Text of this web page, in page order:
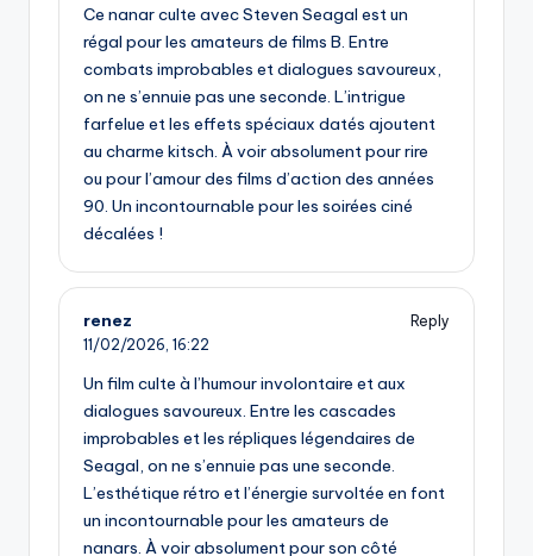
Ce nanar culte avec Steven Seagal est un
régal pour les amateurs de films B. Entre
combats improbables et dialogues savoureux,
on ne s’ennuie pas une seconde. L’intrigue
farfelue et les effets spéciaux datés ajoutent
au charme kitsch. À voir absolument pour rire
ou pour l’amour des films d’action des années
90. Un incontournable pour les soirées ciné
décalées !
renez
Reply
11/02/2026, 16:22
Un film culte à l’humour involontaire et aux
dialogues savoureux. Entre les cascades
improbables et les répliques légendaires de
Seagal, on ne s’ennuie pas une seconde.
L’esthétique rétro et l’énergie survoltée en font
un incontournable pour les amateurs de
nanars. À voir absolument pour son côté